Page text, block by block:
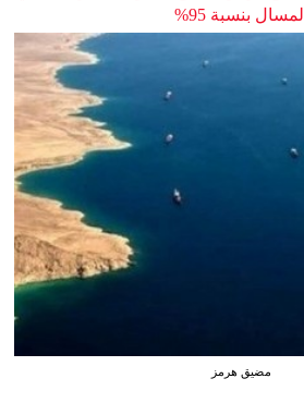
المسال بنسبة 95%
مضيق هرمز